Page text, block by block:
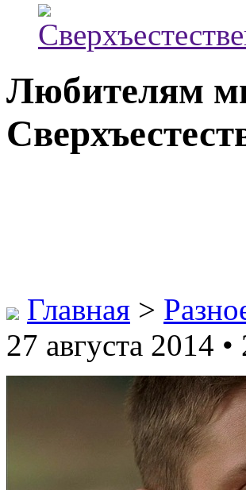
Любителям
Главная >
27 августа 2014